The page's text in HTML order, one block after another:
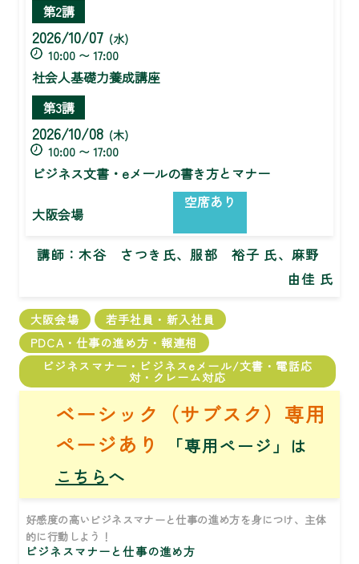
第2講
2026/10/07 (水)
10:00 〜 17:00
社会人基礎力養成講座
第3講
2026/10/08 (木)
10:00 〜 17:00
ビジネス文書・eメールの書き方とマナー
大阪会場
空席あり
講師：木谷 さつき氏、服部 裕子 氏、麻野
由佳 氏
大阪会場
若手社員・新入社員
PDCA・仕事の進め方・報連相
ビジネスマナー・ビジネスeメール/文書・電話応
対・クレーム対応
ベーシック（サブスク）専用
ページあり
「専用ページ」は
こちら へ
好感度の高いビジネスマナーと仕事の進め方を身につけ、主体
的に行動しよう！
ビジネスマナーと仕事の進め方